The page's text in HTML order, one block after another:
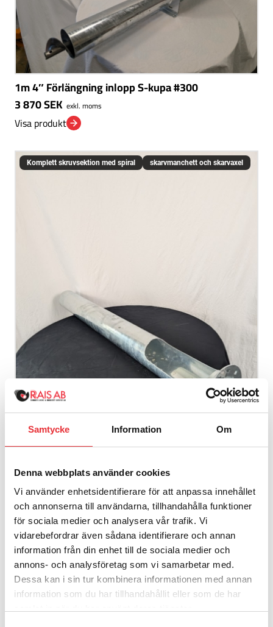
Samtycke Information Om
Denna webbplats använder cookies
Vi använder enhetsidentifierare för att anpassa innehållet
och annonserna till användarna, tillhandahålla funktioner
för sociala medier och analysera vår trafik. Vi
vidarebefordrar även sådana identifierare och annan
information från din enhet till de sociala medier och
annons- och analysföretag som vi samarbetar med.
Dessa kan i sin tur kombinera informationen med annan
information som du har tillhandahållit eller som de har
1m 4″ Förlängning inlopp S-kupa #300
3 870SEK exkl. moms
Visa produkt
Komplett skruvsektion med spiral skarvmanchett och skarvaxel
1m 4″ Förlängning halv stigning Inlopp
1 480SEK exkl. moms
Visa produkt
Komplett skruvsektion med spiral skarvmanchett och skarvaxel